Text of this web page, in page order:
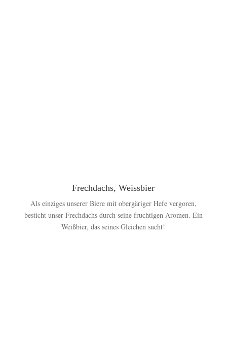
Frechdachs, Weissbier
Als einziges unserer Biere mit obergäriger Hefe vergoren,
besticht unser Frechdachs durch seine fruchtigen Aromen. Ein
Weißbier, das seines Gleichen sucht!